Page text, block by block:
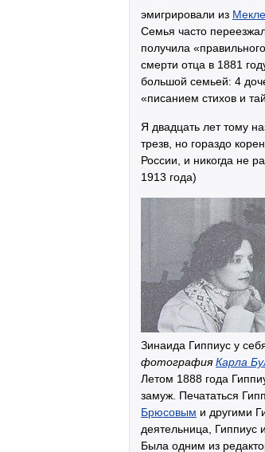
эмигрировали из
Семья часто
получила
смерти отца в 1881
большой семьей: 4
«писанием стихов и
Я двадцать лет тому
трезв, но гораздо
России, и никогда не
1913 года)
Зинаида Гиппиус у
фотографияКарла
Летом 1888 года
замуж. Печататься
Брюсовым и другими
деятельница, Гиппиус
Была одним из